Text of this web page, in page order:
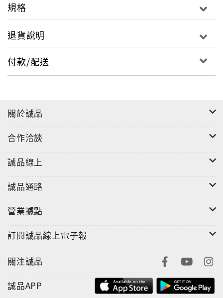
不一樣的女孩，不一樣的晚安故事
打破傳統刻板印象
從前從前，有個女孩，夢想著長大後能嫁給王子，過著
幸福快樂的日子…！？等等，嫁給王子這句話劃掉，請
的兩位女孩，想要做出一本打破女性刻板印象的童書，
支持者，募資130萬，得以實現出版此書的夢想。
兩位大女孩，挑選100位從古至今，在各行各業，政
術…等領域，別於傳統的女孩，以熱情勇氣，改變世界
單，適合孩童閱讀，另1頁人物肖像。這些肖像由60位
術風格。另外，每個女孩故事節錄一句名言，希望閱讀
此書的女孩，能如非裔模特兒說的「和人家不一樣是ok
的，害羞也很好，當美麗從內心散發，無人能擋」，相
規格
退貨說明
付款/配送
關於誠品
合作洽談
誠品線上
誠品通路
營業據點
訂閱誠品線上電子報
關注誠品
誠品APP